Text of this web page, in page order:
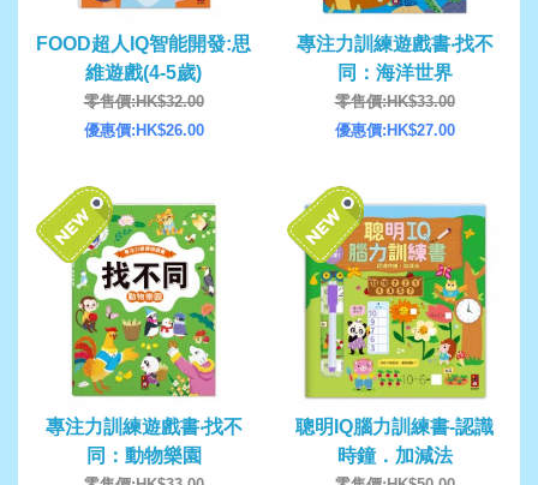
FOOD超人IQ智能開發:思
維遊戲(4-5歲)
零售價:HK$32.00
優惠價:HK$26.00
專注力訓練遊戲書‧找不
同：海洋世界
零售價:HK$33.00
優惠價:HK$27.00
專注力訓練遊戲書‧找不
同：動物樂園
聰明IQ腦力訓練書-認識
時鐘．加減法